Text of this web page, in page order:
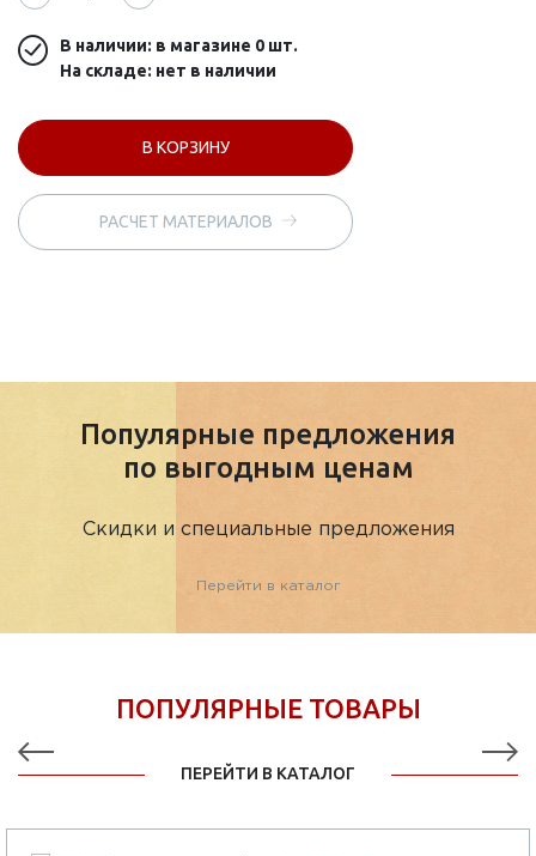
В наличии: в магазине 0 шт.
На складе: нет в наличии
В КОРЗИНУ
РАСЧЕТ МАТЕРИАЛОВ
Популярные предложения
по выгодным ценам
Скидки и специальные предложения
Перейти в каталог
ПОПУЛЯРНЫЕ ТОВАРЫ
ПЕРЕЙТИ В КАТАЛОГ